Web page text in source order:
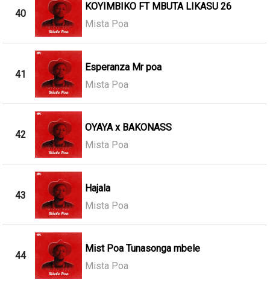
40
KOYIMBIKO FT MBUTA LIKASU 26
Mista Poa
41
Esperanza Mr poa
Mista Poa
42
OYAYA x BAKONASS
Mista Poa
43
Hajala
Mista Poa
44
Mist Poa Tunasonga mbele
Mista Poa